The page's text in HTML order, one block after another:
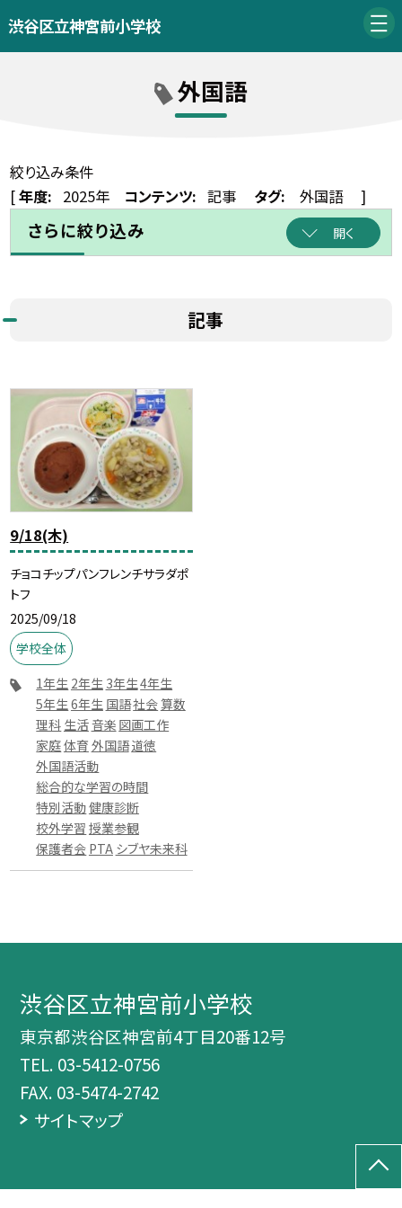
渋谷区立神宮前小学校
外国語
絞り込み条件
[年度: 2025年 コンテンツ: 記事 タグ: 外国語 ]
さらに絞り込み 開く
記事
9/18(木)
チョコチップパンフレンチサラダポ
トフ
2025/09/18
学校全体
1年生 2年生 3年生4年生
5年生6年生 国語社会算数
理科 生活音楽 図画工作
家庭体育 外国語道徳
外国語活動
総合的な学習の時間
特別活動健康診断
校外学習 授業参観
保護者会 PTA シブヤ未来科
渋谷区立神宮前小学校
東京都渋谷区神宮前4丁目20番12号
TEL. 03-5412-0756
FAX. 03-5474-2742
サイトマップ